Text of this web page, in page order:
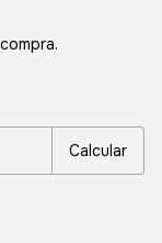
Calcular